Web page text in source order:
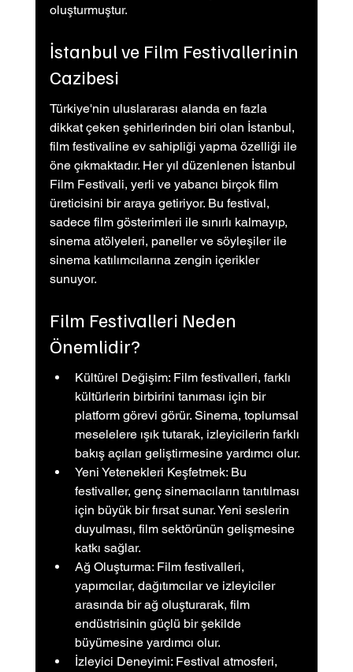
oluşturmuştur.
İstanbul ve Film Festivallerinin
Cazibesi
Türkiye'nin uluslararası alanda en fazla
dikkat çeken şehirlerinden biri olan İstanbul,
film festivaline ev sahipliği yapma özelliği ile
öne çıkmaktadır. Her yıl düzenlenen İstanbul
Film Festivali, yerli ve yabancı birçok film
üreticisini bir araya getiriyor. Bu festival,
sadece film gösterimleri ile sınırlı kalmayıp,
sinema atölyeleri, paneller ve söyleşiler ile
sinema katılımcılarına zengin içerikler
sunuyor.
Film Festivalleri Neden
Önemlidir?
Kültürel Değişim: Film festivalleri, farklı
kültürlerin birbirini tanıması için bir
platform görevi görür. Sinema, toplumsal
meselelere ışık tutarak, izleyicilerin farklı
bakış açıları geliştirmesine yardımcı olur.
Yeni Yetenekleri Keşfetmek: Bu
festivaller, genç sinemacıların tanıtılması
için büyük bir fırsat sunar. Yeni seslerin
duyulması, film sektörünün gelişmesine
katkı sağlar.
Ağ Oluşturma: Film festivalleri,
yapımcılar, dağıtımcılar ve izleyiciler
arasında bir ağ oluşturarak, film
endüstrisinin güçlü bir şekilde
büyümesine yardımcı olur.
İzleyici Deneyimi: Festival atmosferi,